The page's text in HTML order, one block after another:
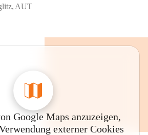
AUT
Google Maps anzuzeigen,
externer Cookies